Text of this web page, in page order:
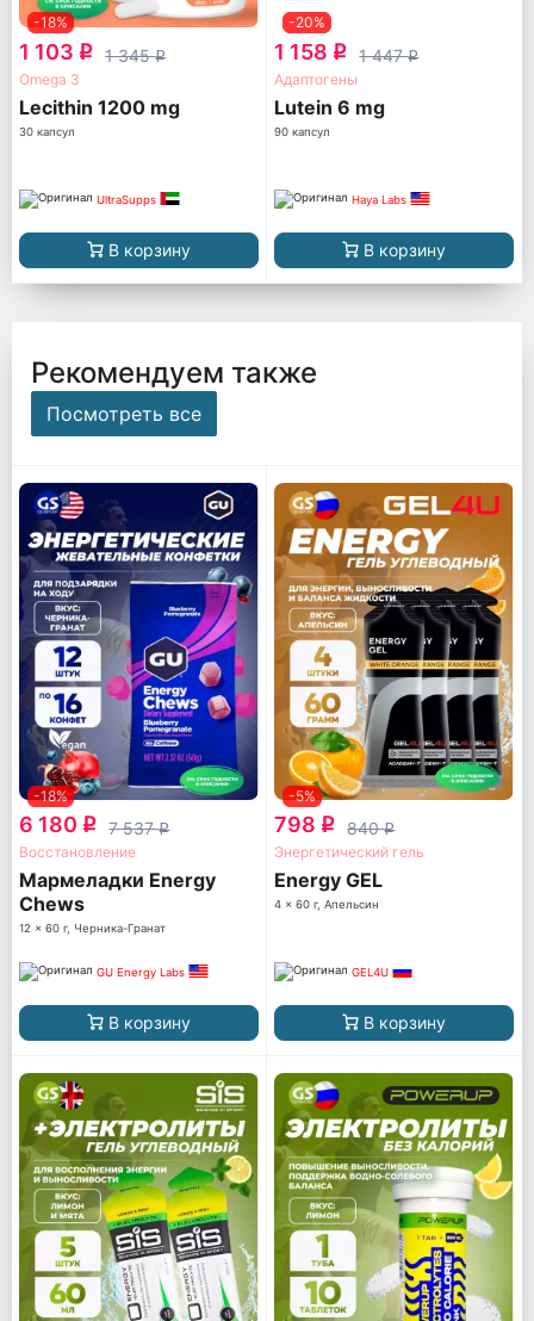
-18%
1 103 q 1 345q
Omega 3
Lecithin 1200 mg
30 капсул
UltraSupps
В корзину
-20%
1 158 q 1 447q
Адаптогены
Lutein 6 mg
90 капсул
Haya Labs
В корзину
Рекомендуем также
Посмотреть все
-18%
6 180 q 7 537q
Восстановление
Мармеладки Energy
Chews
12 x 60 г, Черника-Гранат
GU Energy Labs
В корзину
-5%
798 q 840q
Энергетический гель
Energy GEL
4 x 60 г, Апельсин
GEL4U
В корзину